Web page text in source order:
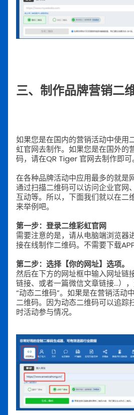
三、制作品牌营销二
如果您是在国内的营销活动中使用
虹官网去制作。如果您是在国外的
码，请在QR Tiger 官网去制作即可
在各种品牌活动中应用最多的就是
通过扫描二维码可以访问企业官网
互动等。所以，下面我们就以在二
来举例吧。
第一步：登录二维彩虹官网
需要注意的是，请从电脑端浏览器
接在线制作二维码。不需要下载APP
第二步：选择【你的网址】选项。
然后在下方的网址框中输入网址链
链接、或者一篇微信文章链接...）
“动态二维码”。如果是在营销活动
二维码。因为动态二维码可以追踪
时活动参与情况。